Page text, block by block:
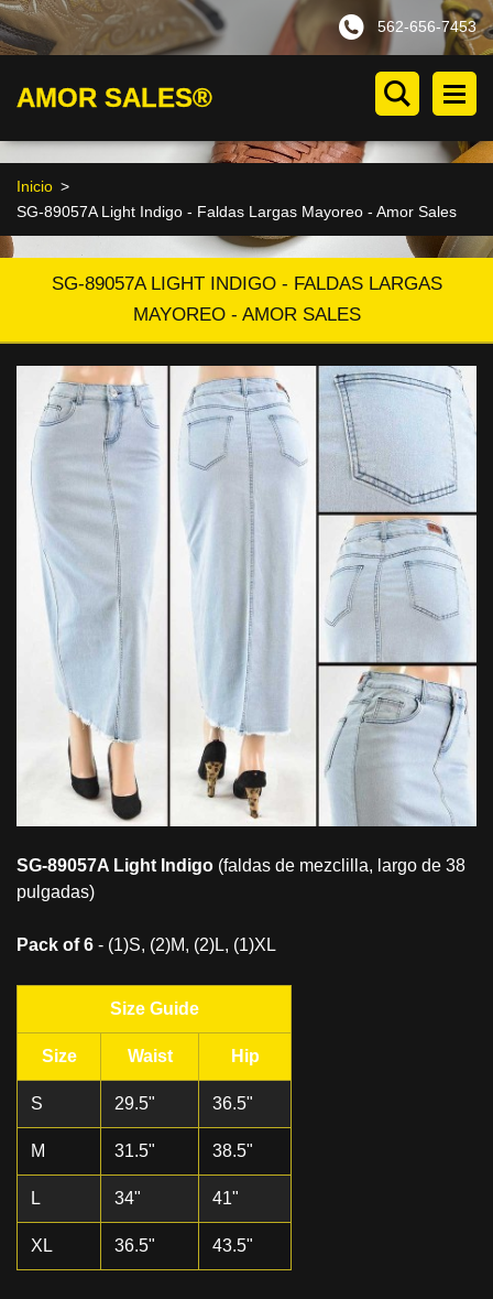
562-656-7453
AMOR SALES®
Inicio >
SG-89057A Light Indigo - Faldas Largas Mayoreo - Amor Sales
SG-89057A LIGHT INDIGO - FALDAS LARGAS
MAYOREO - AMOR SALES
SG-89057A Light Indigo (faldas de mezclilla, largo de 38
pulgadas)
Pack of 6 - (1)S, (2)M, (2)L, (1)XL
Size Guide
Size Waist Hip
S 29.5" 36.5"
M 31.5" 38.5"
L 34" 41"
XL 36.5" 43.5"